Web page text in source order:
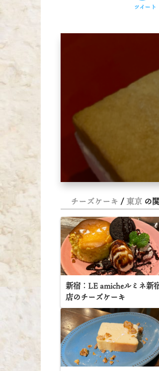
ツイート
チーズケーキ 東京 の
新宿：LE amicheルミネ新
店のチーズケーキ